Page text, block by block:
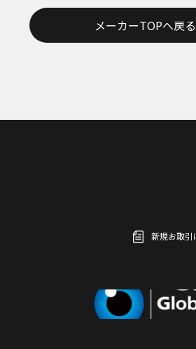
メーカーTOPへ戻る
新規お取引